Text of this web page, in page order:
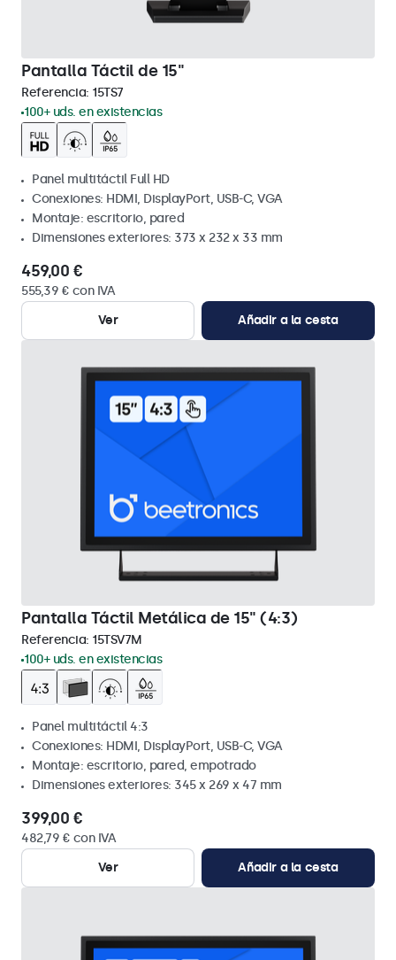
Pantalla Táctil de 15"
Referencia: 15TS7
100+ uds. en existencias
Panel multitáctil Full HD
Conexiones: HDMI, DisplayPort, USB-C, VGA
Montaje: escritorio, pared
Dimensiones exteriores: 373 x 232 x 33 mm
459,00 €
555,39 € con IVA
Ver
Añadir a la cesta
Pantalla Táctil Metálica de 15" (4:3)
Referencia: 15TSV7M
100+ uds. en existencias
Panel multitáctil 4:3
Conexiones: HDMI, DisplayPort, USB-C, VGA
Montaje: escritorio, pared, empotrado
Dimensiones exteriores: 345 x 269 x 47 mm
399,00 €
482,79 € con IVA
Ver
Añadir a la cesta